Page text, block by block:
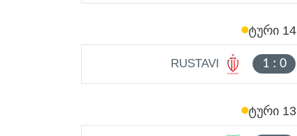
ᲢᲣᲠᲘ 14
RUSTAVI 1: 0
ᲢᲣᲠᲘ 13